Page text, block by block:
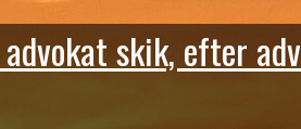
skik, efter